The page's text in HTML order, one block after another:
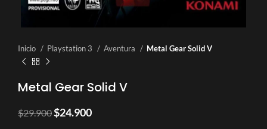
Inicio Playstation 3 Aventura Metal Gear Solid V
Metal Gear Solid V
$29.900 El
$24.900El